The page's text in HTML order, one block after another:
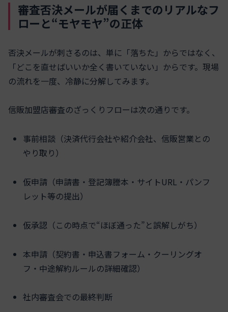
審査否決メールが届くまでのリアルなフ
ローと“モヤモヤ”の正体
否決メールが刺さるのは、単に「落ちた」からではなく、
「どこを直せばいいか全く書いていない」からです。現場
の流れを一度、冷静に分解してみます。
信販加盟店審査のざっくりフローは次の通りです。
事前相談（決済代行会社や紹介会社、信販営業との
やり取り）
仮申請（申請書・登記簿謄本・サイトURL・パンフ
レット等の提出）
仮承認（この時点で“ほぼ通った”と誤解しがち）
本申請（契約書・申込書フォーム・クーリングオ
フ・中途解約ルールの詳細確認）
社内審査会での最終判断